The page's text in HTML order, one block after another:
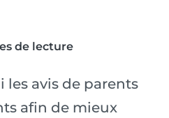
de lecture
les avis de parents
afin de mieux